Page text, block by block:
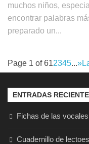
muchos niños,
encontrar palabras
preparado un...
Page 1 of 612345...»
ENTRADAS
Fichas de las
Cuadernillo de